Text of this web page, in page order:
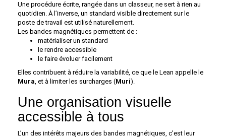
Une procédure écrite, rangée dans un classeur, ne sert à rien au
quotidien. À l’inverse, un standard visible directement sur le
poste de travail est utilisé naturellement.
Les bandes magnétiques permettent de :
matérialiser un standard
le rendre accessible
le faire évoluer facilement
Elles contribuent à réduire la variabilité, ce que le Lean appelle le
Mura, et à limiter les surcharges (Muri).
Une organisation visuelle
accessible à tous
L’un des intérêts majeurs des bandes magnétiques, c’est leur